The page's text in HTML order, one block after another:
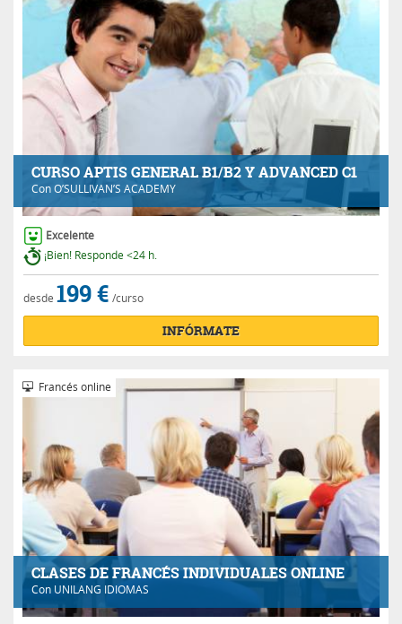
CURSO APTIS GENERAL B1/B2 Y ADVANCED C1
ConO’SULLIVAN’S ACADEMY
Excelente
¡Bien! Responde <24 h.
desde 199 € /curso
INFÓRMATE
CLASES DE FRANCÉS INDIVIDUALES ONLINE
Con UNILANG IDIOMAS
Francés online